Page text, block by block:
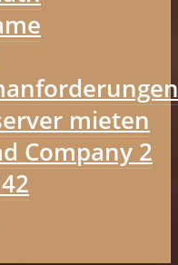
mieten
Company 2